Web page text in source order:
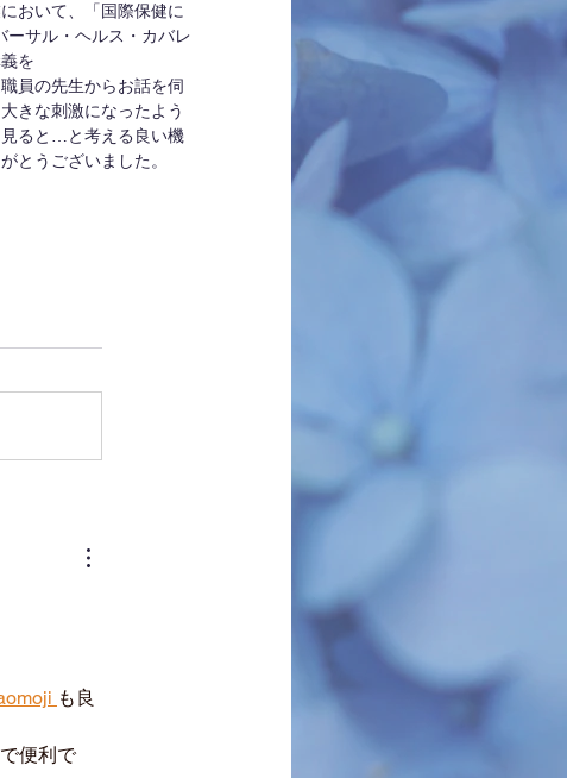
おいて、「国際保健に
ーサル・ヘルス・カバレ
を
員の先生からお話を伺
きな刺激になったよう
ると…と考える良い機
とうございました。
も良
便利で